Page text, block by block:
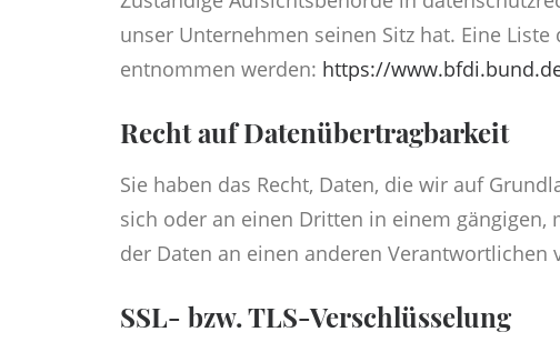
unser Unternehmen seinen Sitz hat. Eine
entnommen werden: https://
Recht auf Datenübertragbarkeit
Sie haben das Recht, Daten, die wir auf
sich oder an einen Dritten in einem gängigen,
der Daten an einen anderen
SSL- bzw. TLS-Verschlüsselung